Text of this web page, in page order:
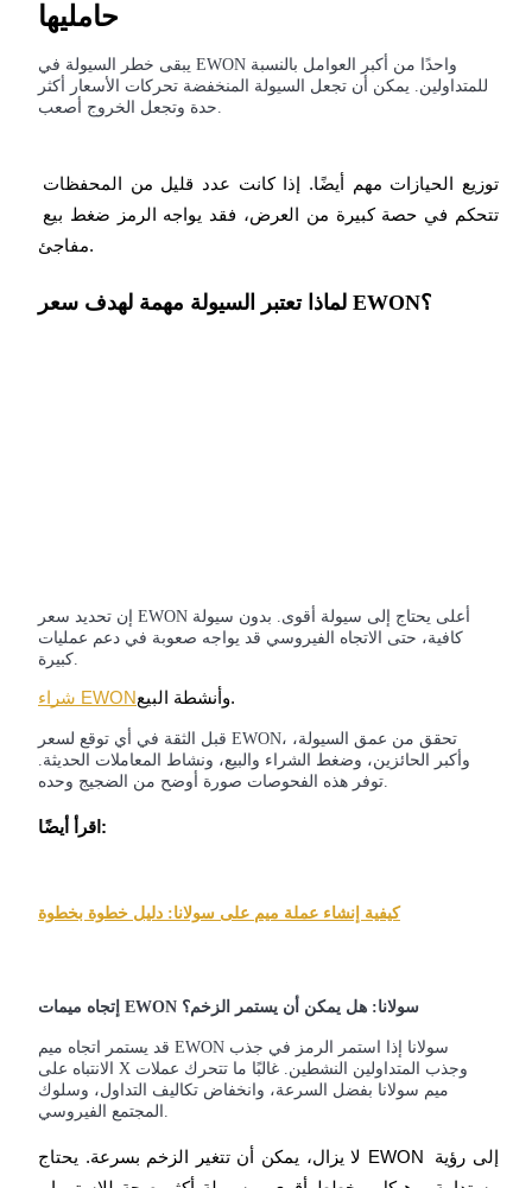
شركاء Bitrue
تصل العمولات إلى 65٪!
الإحالة
BTC Welcome Rewards
Deposit & Trade BTC to Share 25000 USDT prize pool!
Deposit CASHCAT & Win
Share 500000 CASHCAT prize pool
Precious Metals Trading Carnival
Trade Gold & Silver · 33,333 USDT Bonus
حامليها
يبقى خطر السيولة في EWON واحدًا من أكبر العوامل بالنسبة
للمتداولين. يمكن أن تجعل السيولة المنخفضة تحركات الأسعار أكثر
حدة وتجعل الخروج أصعب.
مفاجئ.
لماذا تعتبر السيولة مهمة لهدف سعر EWON؟
إن تحديد سعر EWON أعلى يحتاج إلى سيولة أقوى. بدون سيولة
كافية، حتى الاتجاه الفيروسي قد يواجه صعوبة في دعم عمليات
كبيرة.
شراء EWON وأنشطة البيع.
قبل الثقة في أي توقع لسعر EWON، تحقق من عمق السيولة،
وأكبر الحائزين، وضغط الشراء والبيع، ونشاط المعاملات الحديثة.
توفر هذه الفحوصات صورة أوضح من الضجيج وحده.
اقرأ أيضًا:
كيفية إنشاء عملة ميم على سولانا: دليل خطوة بخطوة
إتجاه ميمات EWON سولانا: هل يمكن أن يستمر الزخم؟
قد يستمر اتجاه ميم EWON سولانا إذا استمر الرمز في جذب
الانتباه على X وجذب المتداولين النشطين. غالبًا ما تتحرك عملات
ميم سولانا بفضل السرعة، وانخفاض تكاليف التداول، وسلوك
المجتمع الفيروسي.
لا يزال، يمكن أن تتغير الزخم بسرعة. يحتاج EWON إلى رؤية